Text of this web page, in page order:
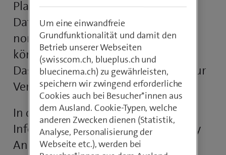
Plattformen, die grosse
Datenvolumen sammeln,
normalisieren und verarbeiten
können. Die Ergebnisse stehen auf
Dashboards zur weiteren Analyse zur
Verfügung.
In diesem Whitepaper erhalten Sie
Informationen darüber, wie Security
Analytics funktioniert und welchen
Um eine einwandfreie
Grundfunktionalität und damit den
Betrieb unserer Webseiten
(swisscom.ch, blueplus.ch und
bluecinema.ch) zu gewährleisten,
speichern wir zwingend erforderliche
Cookies auch bei Besucher*innen aus
dem Ausland. Cookie-Typen, welche
anderen Zwecken dienen (Statistik,
Analyse, Personalisierung der
Webseite etc.), werden bei